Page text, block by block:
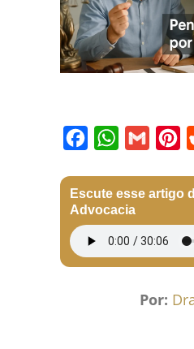
Escute esse artigo
Advocacia
Por: